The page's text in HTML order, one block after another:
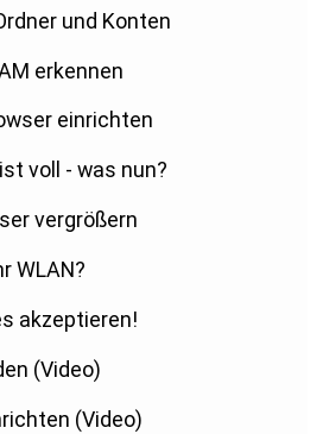
und Konten
erkennen
einrichten
voll - was nun?
vergrößern
WLAN?
akzeptieren!
(Video)
(Video)